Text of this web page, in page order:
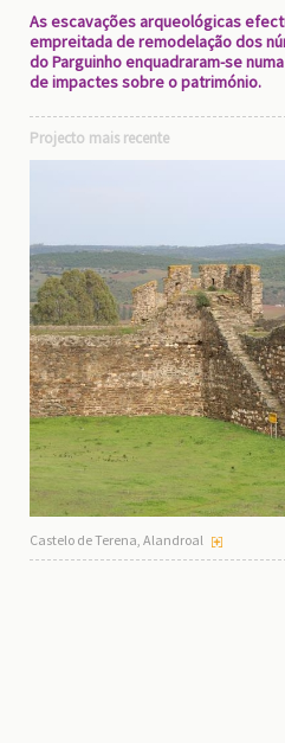
As escavações arqueológicas
empreitada de remodelação dos
do Parguinho enquadraram-se
de impactes sobre o património.
Projecto mais recente
Castelo de Terena, Alandroal